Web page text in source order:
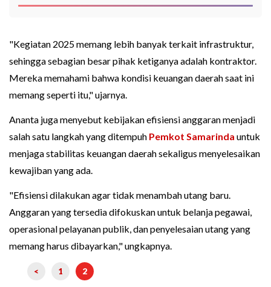
"Kegiatan 2025 memang lebih banyak terkait infrastruktur,
sehingga sebagian besar pihak ketiganya adalah kontraktor.
Mereka memahami bahwa kondisi keuangan daerah saat ini
memang seperti itu," ujarnya.
Ananta juga menyebut kebijakan efisiensi anggaran menjadi
salah satu langkah yang ditempuh Pemkot Samarinda untuk
menjaga stabilitas keuangan daerah sekaligus menyelesaikan
kewajiban yang ada.
"Efisiensi dilakukan agar tidak menambah utang baru.
Anggaran yang tersedia difokuskan untuk belanja pegawai,
operasional pelayanan publik, dan penyelesaian utang yang
memang harus dibayarkan," ungkapnya.
< 1 2